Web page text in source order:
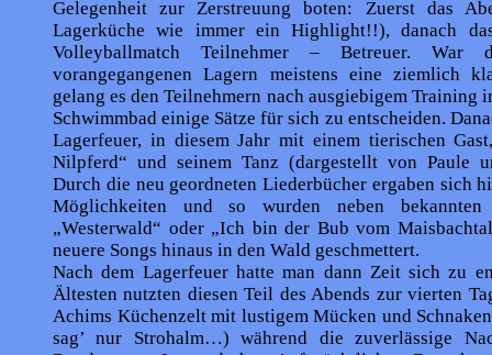
Gelegenheit zur Zerstreuung boten: Zuerst das
Lagerküche wie immer ein Highlight!!), danach
Volleyballmatch Teilnehmer – Betreuer.
vorangegangenen Lagern meistens eine ziemlich
gelang es den Teilnehmern nach ausgiebigem Training
Schwimmbad einige Sätze für sich zu entscheiden.
Lagerfeuer, in diesem Jahr mit einem tierischen
Nilpferd“ und seinem Tanz (dargestellt von Paule
Durch die neu geordneten Liederbücher ergaben sich
Möglichkeiten und so wurden neben
„Westerwald“ oder „Ich bin der Bub vom
neuere Songs hinaus in den Wald geschmettert.
Nach dem Lagerfeuer hatte man dann Zeit sich zu
Ältesten nutzten diesen Teil des Abends zur vierten
Achims Küchenzelt mit lustigem Mücken und
sag’ nur Strohalm…) während die zuverlässige